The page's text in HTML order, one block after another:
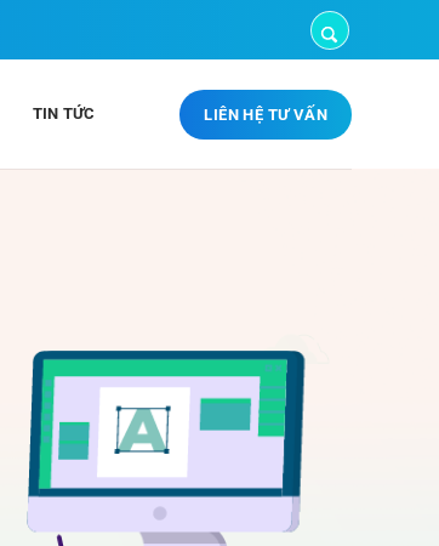
TIN TỨC LIÊN HỆ TƯ VẤN